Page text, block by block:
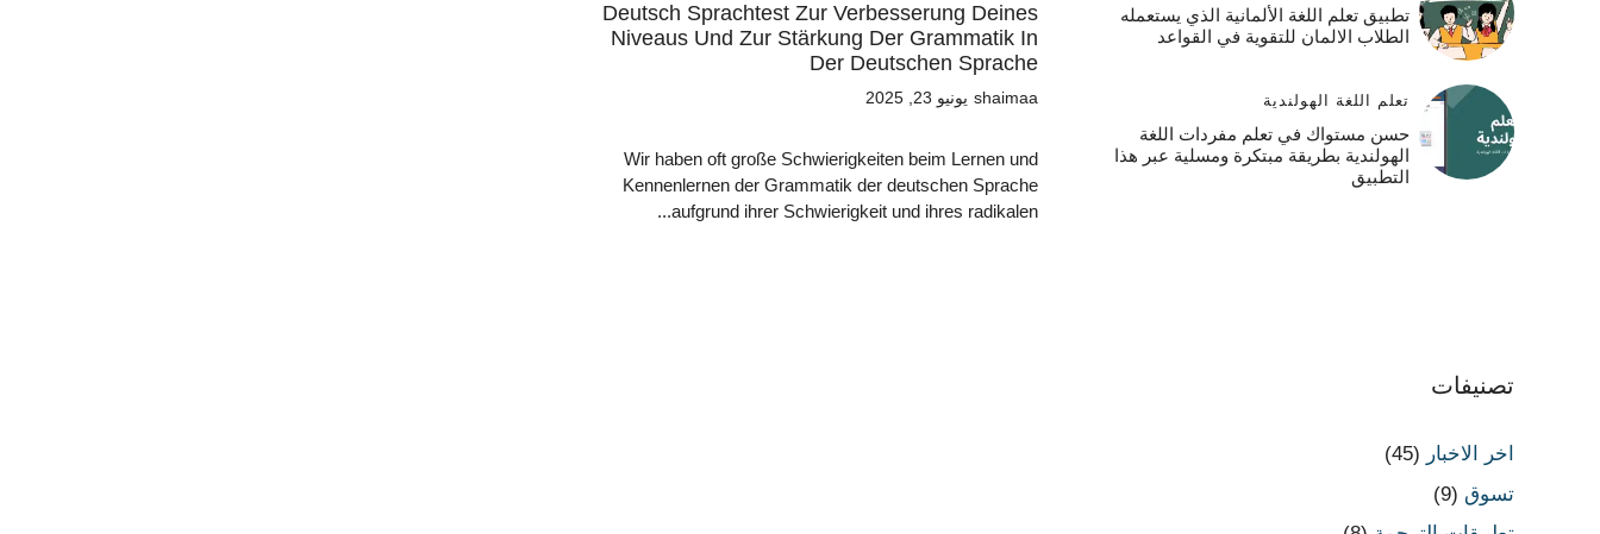
Deutsch Sprachtest Zur Verbesserung Deines
Niveaus Und Zur Stärkung Der Grammatik In
Der Deutschen Sprache
shaimaa يونيو 23, 2025
Wir haben oft große Schwierigkeiten beim Lernen und
Kennenlernen der Grammatik der deutschen Sprache
aufgrund ihrer Schwierigkeit und ihres radikalen...
تطبيق تعلم اللغة الألمانية الذي يستعمله
الطلاب الالمان للتقوية في القواعد
تعلم اللغة الهولندية
حسن مستواك في تعلم مفردات اللغة
الهولندية بطريقة مبتكرة ومسلية عبر هذا
التطبيق
تصنيفات
اخر الاخبار (45)
تسوق (9)